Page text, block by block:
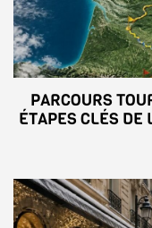
PARCOURS
ÉTAPES CLÉS DE